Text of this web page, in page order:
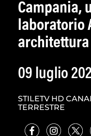
Campania,
laboratorio
architettura
09 luglio
STILETV HD
TERRESTRE